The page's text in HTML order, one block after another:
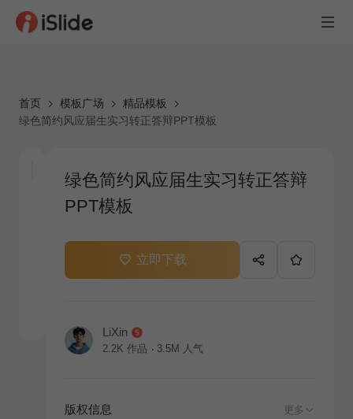
首页 模板广场
精品模板
绿色简约风应届生实习转正答辩PPT模板
绿色简约风应届生实习转正答辩
PPT模板
立即下载
LiXin
2.2K 作品 3.5M 人气
版权信息 更多